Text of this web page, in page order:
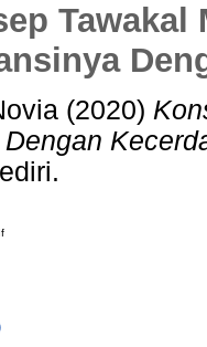
Tawakal
(2020)